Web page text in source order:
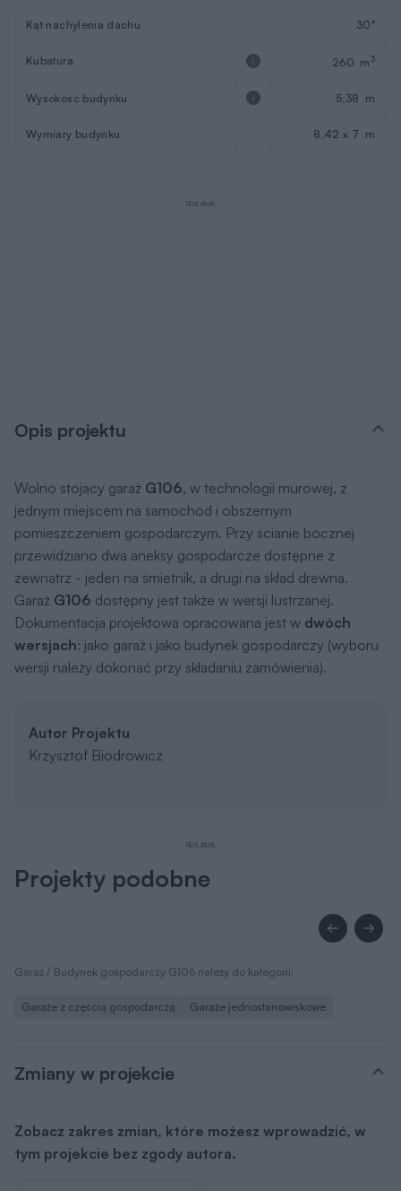
Kąt nachylenia dachu 30°
Kubatura 260 m3
Wysokość budynku 5,38 m
Wymiary budynku 8,42 x 7 m
REKLAMA
Opis projektu
Wolno stojący garaż G106, w technologii murowej, z
jednym miejscem na samochód i obszernym
pomieszczeniem gospodarczym. Przy ścianie bocznej
przewidziano dwa aneksy gospodarcze dostępne z
zewnątrz - jeden na śmietnik, a drugi na skład drewna.
Garaż G106 dostępny jest także w wersji lustrzanej.
Dokumentacja projektowa opracowana jest w dwóch
wersjach: jako garaż i jako budynek gospodarczy (wyboru
wersji należy dokonać przy składaniu zamówienia).
Autor Projektu
Krzysztof Biodrowicz
REKLAMA
Projekty podobne
Garaż / Budynek gospodarczy G106 należy do kategorii:
Garaże z częścią gospodarczą Garaże jednostanowiskowe
Zmiany w projekcie
Zobacz zakres zmian, które możesz wprowadzić, w
tym projekcie bez zgody autora.